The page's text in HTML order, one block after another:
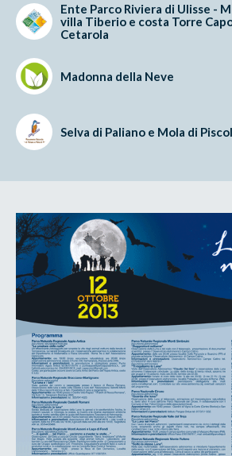
Ente Parco Riviera di Ulisse -
villa Tiberio e costa Torre
Cetarola
Madonna della Neve
Selva di Paliano e Mola di